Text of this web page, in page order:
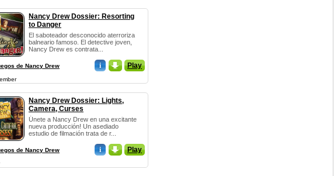
Nancy Drew Dossier: Resorting
to Danger
El saboteador desconocido aterroriza
balneario famoso. El detective joven,
Nancy Drew es contrata...
de Nancy Drew i _ Play
Nancy Drew Dossier: Lights,
Camera, Curses
Únete a Nancy Drew en una excitante
nueva producción! Un asediado
estudio de filmación trata de r...
de Nancy Drew i _ Play